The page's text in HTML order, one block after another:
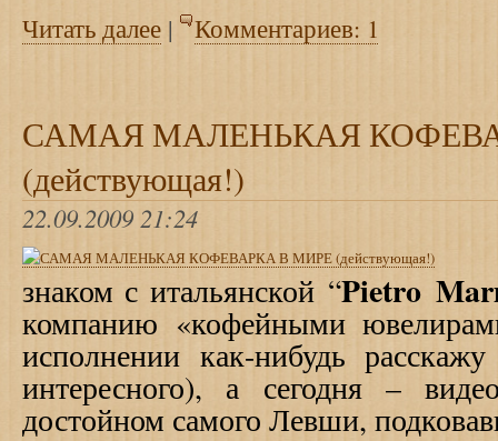
Читать далее | Комментариев: 1
САМАЯ МАЛЕНЬКАЯ
(действующая!)
22.09.2009 21:24
знаком с итальянской “Pietro
компанию «кофейными
исполнении как-нибудь
интересного), а сегодня –
достойном самого Левши,